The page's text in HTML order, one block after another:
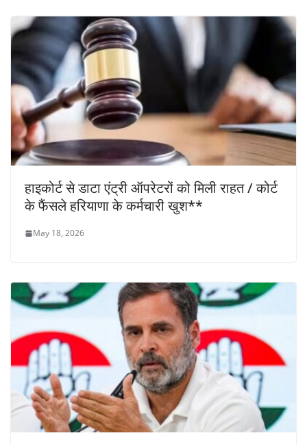
हाइकोर्ट से डाटा एंट्री ऑपरेटरों को मिली राहत / कोर्ट
के फैंसले हरियाणा के कर्मचारी खुश**
May 18, 2026